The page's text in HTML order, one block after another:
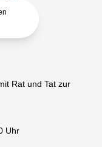
Rat und Tat zur
Uhr